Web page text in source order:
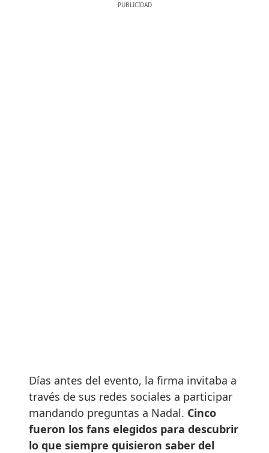
Días antes del evento, la firma invitaba a
través de sus redes sociales a participar
mandando preguntas a Nadal. Cinco
fueron los fans elegidos para descubrir
lo que siempre quisieron saber del